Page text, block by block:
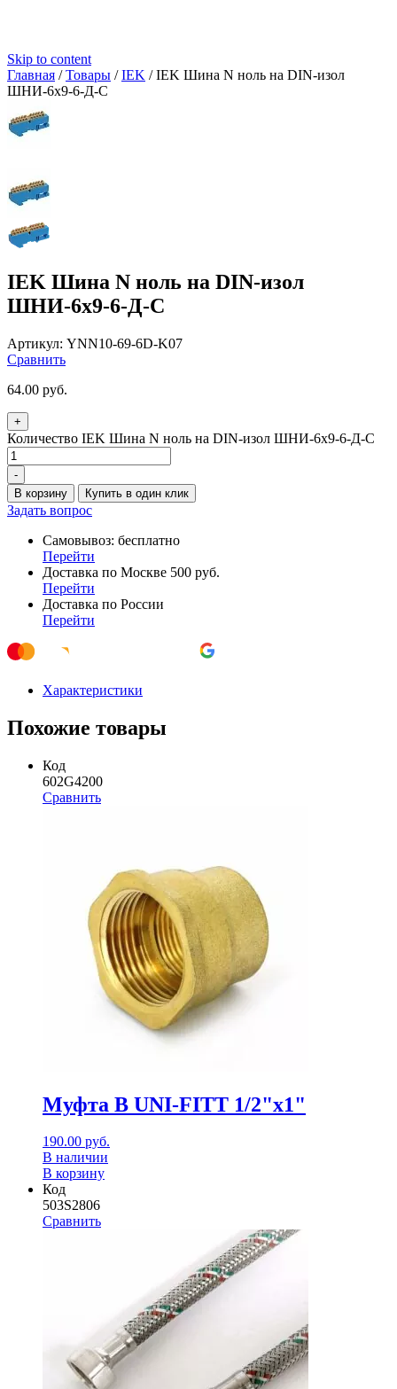
Skip to content
Главная /Товары /IEK /IEK Шина N ноль на DIN-изол
ШНИ-6х9-6-Д-С
IEK Шина N ноль на DIN-изол
ШНИ-6х9-6-Д-С
Артикул: YNN10-69-6D-K07
Сравнить
64.00 руб.
+
Количество IEK Шина N ноль на DIN-изол ШНИ-6х9-6-Д-С
-
В корзину
Купить в один клик
Задать вопрос
Самовывоз: бесплатно
Перейти
Доставка по Москве 500 руб.
Перейти
Доставка по России
Перейти
Характеристики
Похожие товары
Код
602G4200
Сравнить
Муфта В UNI-FITT 1/2"x1"
190.00 руб.
В наличии
В корзину
Код
503S2806
Сравнить